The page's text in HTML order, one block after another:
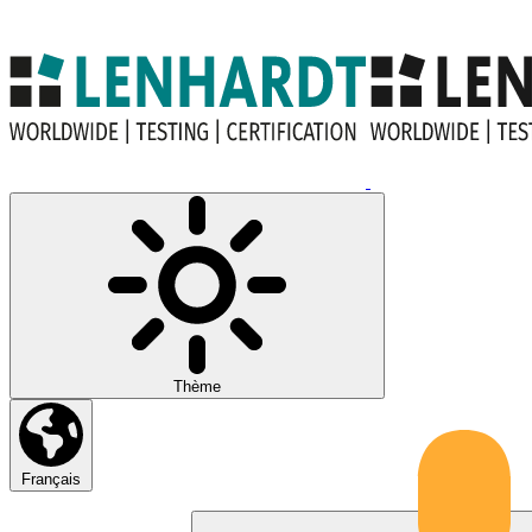
Thème
Français